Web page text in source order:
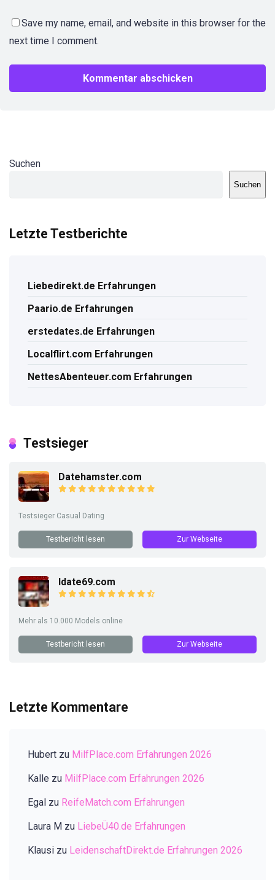
Save my name, email, and website in this browser for the
next time I comment.
Suchen
Suchen
Letzte Testberichte
Liebedirekt.de Erfahrungen
Paario.de Erfahrungen
erstedates.de Erfahrungen
Localflirt.com Erfahrungen
NettesAbenteuer.com Erfahrungen
Testsieger
Datehamster.com
Testsieger Casual Dating
Testbericht lesen Zur Webseite
Idate69.com
Mehr als 10.000 Models online
Testbericht lesen Zur Webseite
Letzte Kommentare
Hubert zu MilfPlace.com Erfahrungen 2026
Kalle zu MilfPlace.com Erfahrungen 2026
Egal zu ReifeMatch.com Erfahrungen
Laura M zu LiebeÜ40.de Erfahrungen
Klausi zu LeidenschaftDirekt.de Erfahrungen 2026